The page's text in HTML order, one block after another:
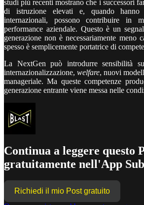
studi più recenti mostrano che i successori
di istruzione elevati e, quando hanno
internazionali, possono contribuire in
performance aziendale. Questo è un
generazione non è necessariamente meno
spesso è semplicemente portatrice di
La NextGen può introdurre sensibilità
internazionalizzazione, welfare, nuovi
manageriale. Ma queste competenze
generazione entrante viene messa nelle
Continua a leggere questo
gratuitamente nell'App
Richiedi il mio Post gratuito